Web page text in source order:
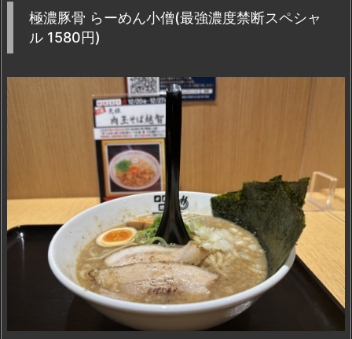
極濃豚骨 らーめん小僧(最強濃度禁断スペシャ
ル 1580円)